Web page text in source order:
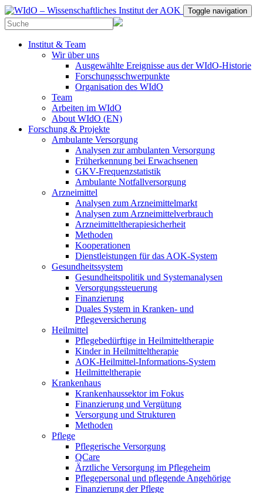
Toggle navigation
Institut & Team
Wir über uns
Ausgewählte Ereignisse aus der WIdO-Historie
Forschungsschwerpunkte
Organisation des WIdO
Team
Arbeiten im WIdO
About WIdO (EN)
Forschung & Projekte
Ambulante Versorgung
Analysen zur ambulanten Versorgung
Früherkennung bei Erwachsenen
GKV-Frequenzstatistik
Ambulante Notfallversorgung
Arzneimittel
Analysen zum Arzneimittelmarkt
Analysen zum Arzneimittelverbrauch
Arzneimitteltherapiesicherheit
Methoden
Kooperationen
Dienstleistungen für das AOK-System
Gesundheitssystem
Gesundheitspolitik und Systemanalysen
Versorgungssteuerung
Finanzierung
Duales System in Kranken- und
Pflegeversicherung
Heilmittel
Pflegebedürftige in Heilmitteltherapie
Kinder in Heilmitteltherapie
AOK-Heilmittel-Informations-System
Heilmitteltherapie
Krankenhaus
Krankenhaussektor im Fokus
Finanzierung und Vergütung
Versorgung und Strukturen
Methoden
Pflege
Pflegerische Versorgung
QCare
Ärztliche Versorgung im Pflegeheim
Pflegepersonal und pflegende Angehörige
Finanzierung der Pflege